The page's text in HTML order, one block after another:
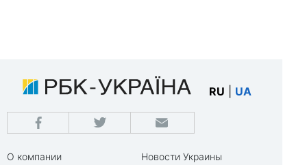
RU UA
О компании
Новости Украины